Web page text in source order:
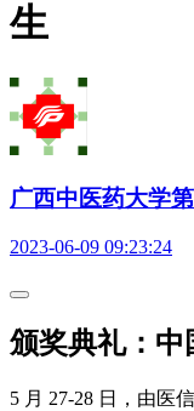
生
广西中医药大学
2023-06-09 09:23:24
颁奖典礼：中
5 月 27-28 日，由医